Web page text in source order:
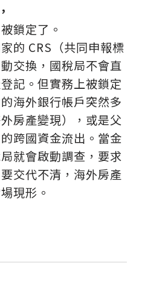
鎖定了。
的 CRS（共同申報標
交換，國稅局不會直
記。但實務上被鎖定
海外銀行帳戶突然多
房產變現），或是父
跨國資金流出。當金
就會啟動調查，要求
交代不清，海外房產
現形。